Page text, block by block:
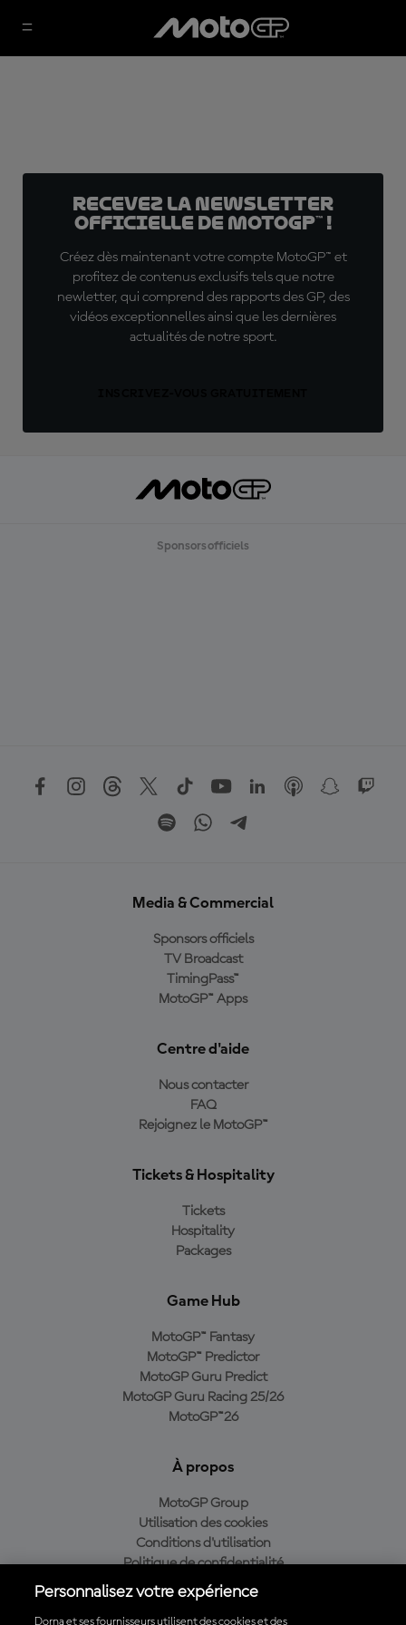
Recevez la Newsletter
officielle de MotoGP™ !
Créez dès maintenant votre compte MotoGP™ et
profitez de contenus exclusifs tels que notre
newletter, qui comprend des rapports des GP, des
vidéos exceptionnelles ainsi que les dernières
actualités de notre sport.
Sponsors officiels
Media & Commercial
Sponsors officiels
TV Broadcast
TimingPass™
MotoGP™ Apps
Centre d'aide
Nous contacter
FAQ
Rejoignez le MotoGP™
Tickets & Hospitality
Tickets
Hospitality
Packages
Game Hub
MotoGP™ Fantasy
MotoGP™ Predictor
MotoGP Guru Predict
MotoGP Guru Racing 25/26
MotoGP™26
À propos
MotoGP Group
Utilisation des cookies
Conditions d'utilisation
Politique de confidentialité
Politique d’achat
Personnalisez votre expérience
Dorna et ses fournisseurs utilisent des cookies et des